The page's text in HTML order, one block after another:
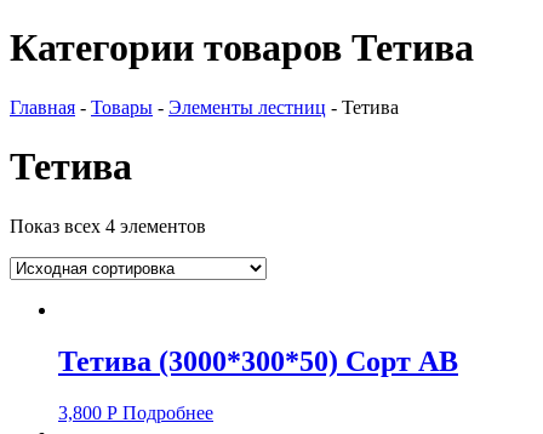
Категории товаров Тетива
Главная - Товары - Элементы лестниц - Тетива
Тетива
Показ всех 4 элементов
Тетива (3000*300*50) Сорт АВ
3,800 Р Подробнее